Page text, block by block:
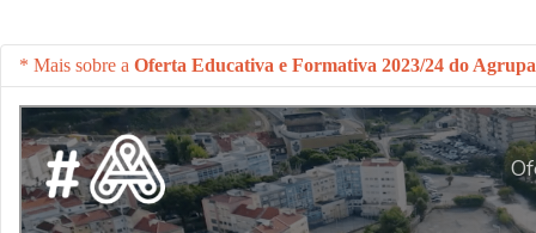
Mais sobre a Oferta Educativa e Formativa 2023/24 do